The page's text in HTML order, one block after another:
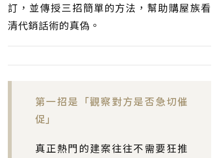
訂，並傳授三招簡單的方法，幫助購屋族看
清代銷話術的真偽。
第一招是「觀察對方是否急切催
促」
真正熱門的建案往往不需要狂推